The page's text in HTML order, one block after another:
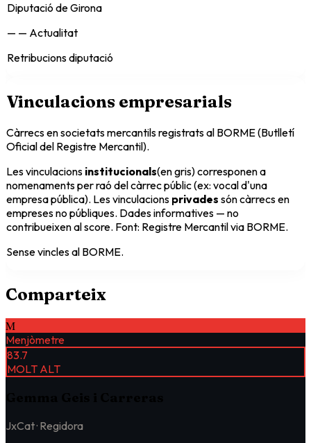
Diputació de Girona
— — Actualitat
Retribucions diputació
Vinculacions empresarials
Càrrecs en societats mercantils registrats al BORME (Butlletí
Oficial del Registre Mercantil).
Les vinculacions institucionals(en gris) corresponen a
nomenaments per raó del càrrec públic (ex: vocal d'una
empresa pública). Les vinculacions privades són càrrecs en
empreses no públiques. Dades informatives — no
contribueixen al score. Font: Registre Mercantil via BORME.
Sense vincles al BORME.
Comparteix
M
Menjòmetre
83.7
MOLT ALT
JxCat · Regidora